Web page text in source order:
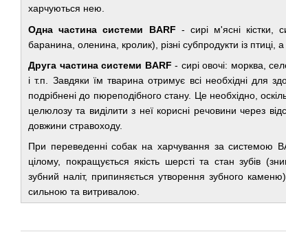
харчуються нею.
Одна частина системи BARF - сирі м'ясні кістки,
баранина, оленина, кролик), різні субпродукти із птиці,
Друга частина системи BARF - сирі овочі: морква,
і т.п. Завдяки їм тварина отримує всі необхідні для
подрібнені до пюреподібного стану. Це необхідно,
целюлозу та виділити з неї корисні речовини через
довжини стравоходу.
При переведенні собак на харчування за системою
цілому, покращується якість шерсті та стан зубів
зубний наліт, припиняється утворення зубного
сильною та витривалою.